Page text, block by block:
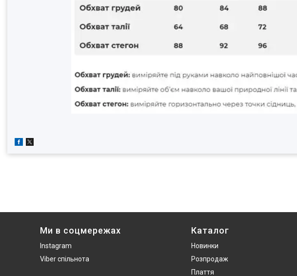
Ми в соцмережах
Instagram
Viber спільнота
Каталог
Новинки
Розпродаж
Плаття